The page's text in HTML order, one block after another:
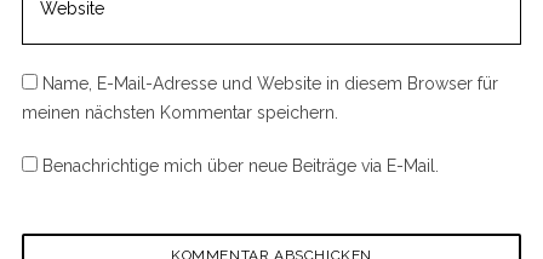
Name, E-Mail-Adresse und Website in diesem Browser für
meinen nächsten Kommentar speichern.
Benachrichtige mich über neue Beiträge via E-Mail.